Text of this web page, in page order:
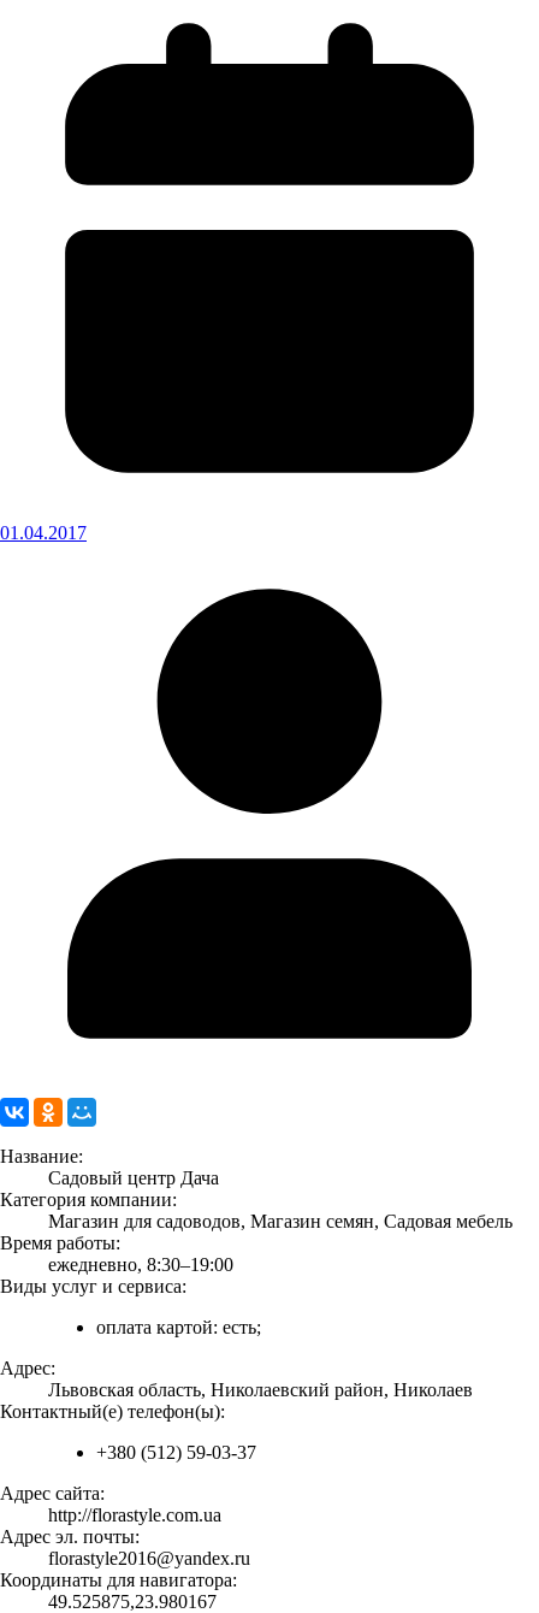
01.04.2017
Название:
Садовый центр Дача
Категория компании:
Магазин для садоводов, Магазин семян, Садовая мебель
Время работы:
ежедневно, 8:30–19:00
Виды услуг и сервиса:
оплата картой: есть;
Адрес:
Львовская область, Николаевский район, Николаев
Контактный(е) телефон(ы):
+380 (512) 59-03-37
Адрес сайта:
http://florastyle.com.ua
Адрес эл. почты:
florastyle2016@yandex.ru
Координаты для навигатора:
49.525875,23.980167